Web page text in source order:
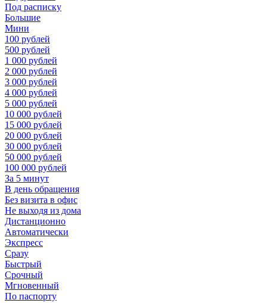
Под расписку
Большие
Мини
100 рублей
500 рублей
1 000 рублей
2 000 рублей
3 000 рублей
4 000 рублей
5 000 рублей
10 000 рублей
15 000 рублей
20 000 рублей
30 000 рублей
50 000 рублей
100 000 рублей
За 5 минут
В день обращения
Без визита в офис
Не выходя из дома
Дистанционно
Автоматически
Экспресс
Сразу
Быстрый
Срочный
Мгновенный
По паспорту